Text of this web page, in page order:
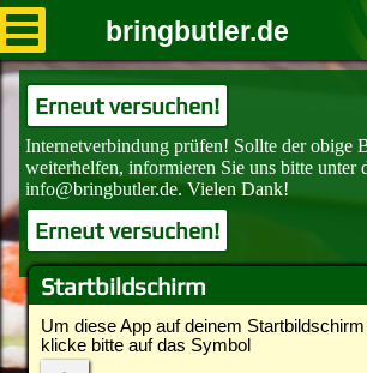
Startbildschirm
Um diese App auf deinem
klicke bitte auf das Symbol
bringbutler.de
Erneut versuchen!
Erneut versuchen!